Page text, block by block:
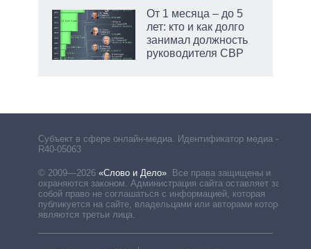
От 1 месяца – до 5
лет: кто и как долго
занимал должность
руководителя СВР
Субъект в сфере онлайн-медиа. Идентификатор медиа –
R40-05063
© 2009—2026 «Слово и Дело». Все права защищены и
охраняются законом. Администрация сайта оставляет за
собой право не соглашаться с информацией, которая
публикуется на сайте, владельцами или авторами которой
являются третьи лица.